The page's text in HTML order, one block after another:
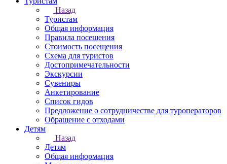
Назад
Туристам
Общая информация
Правила посещения
Стоимость посещения
Схема для туристов
Достопримечательности
Экскурсии
Сувениры
Анкетирование
Список гидов
Предложение о сотрудничестве для туроператоров
Обращение с отходами
Детям
Назад
Детям
Общая информация